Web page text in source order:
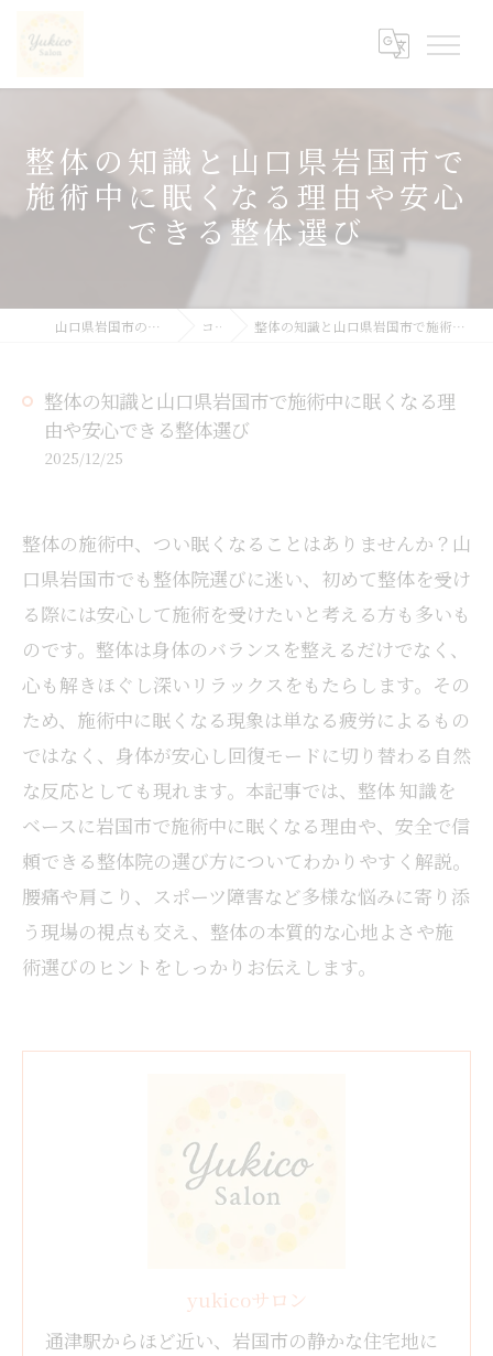
整体の知識と山口県岩国市で
施術中に眠くなる理由や安心
できる整体選び
山口県岩国市の整体ならyukicoサロン コラム 整体の知識と山口県岩国市で施術中に眠くなる理由や安心できる整体選び
整体の知識と山口県岩国市で施術中に眠くなる理
由や安心できる整体選び
2025/12/25
整体の施術中、つい眠くなることはありませんか？山
口県岩国市でも整体院選びに迷い、初めて整体を受け
る際には安心して施術を受けたいと考える方も多いも
のです。整体は身体のバランスを整えるだけでなく、
心も解きほぐし深いリラックスをもたらします。その
ため、施術中に眠くなる現象は単なる疲労によるもの
ではなく、身体が安心し回復モードに切り替わる自然
な反応としても現れます。本記事では、整体 知識を
ベースに岩国市で施術中に眠くなる理由や、安全で信
頼できる整体院の選び方についてわかりやすく解説。
腰痛や肩こり、スポーツ障害など多様な悩みに寄り添
う現場の視点も交え、整体の本質的な心地よさや施
術選びのヒントをしっかりお伝えします。
yukicoサロン
通津駅からほど近い、岩国市の静かな住宅地に